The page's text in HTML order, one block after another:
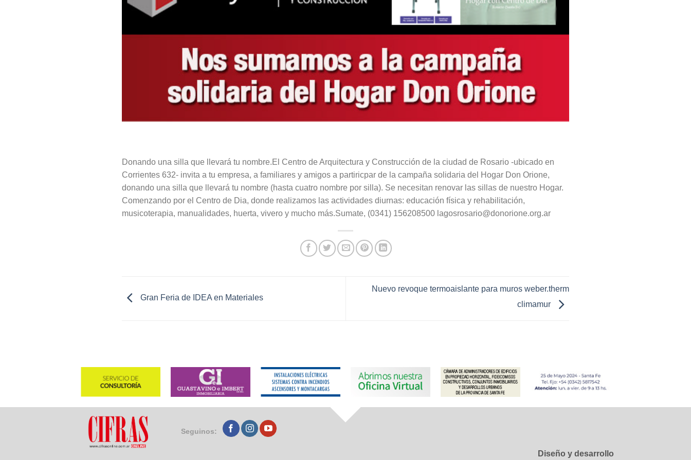
Donando una silla que llevará tu nombre.El Centro de Arquitectura y Construcción de la ciudad de Rosario -ubicado en
Corrientes 632- invita a tu empresa, a familiares y amigos a partiricpar de la campaña solidaria del Hogar Don Orione,
donando una silla que llevará tu nombre (hasta cuatro nombre por silla). Se necesitan renovar las sillas de nuestro Hogar.
Comenzando por el Centro de Dia, donde realizamos las actividades diurnas: educación física y rehabilitación,
musicoterapia, manualidades, huerta, vivero y mucho más.Sumate, (0341) 156208500 lagosrosario@donorione.org.ar
Gran Feria de IDEA en Materiales
Nuevo revoque termoaislante para muros weber.therm
climamur
Seguinos:
Diseño y desarrollo